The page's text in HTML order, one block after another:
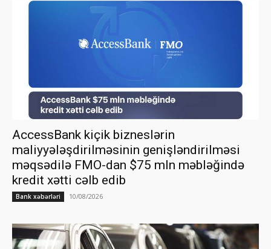
AccessBank kiçik bizneslərin
maliyyələşdirilməsinin genişləndirilməsi
məqsədilə FMO-dan $75 mln məbləğində
kredit xətti cəlb edib
Bank xəbərləri 10/08/2026